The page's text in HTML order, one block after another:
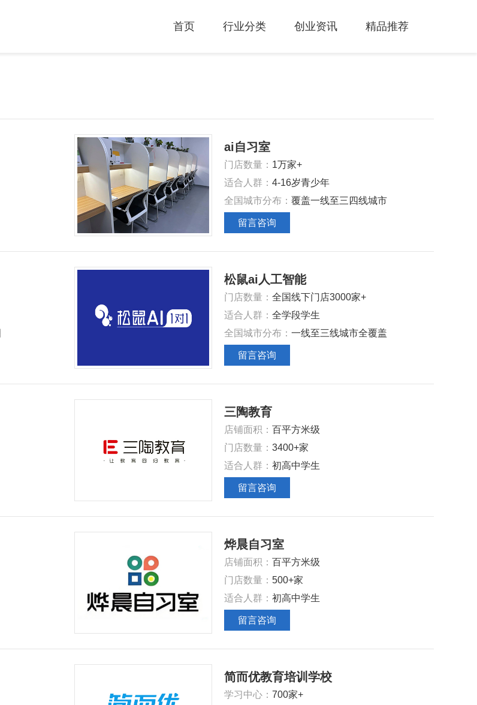
首页 行业分类 创业资讯 精品推荐
ai自习室
门店数量： 1万家+
适合人群： 4-16岁青少年
全国城市分布： 覆盖一线至三四线城市
留言咨询
松鼠ai人工智能
门店数量‌： 全国线下门店3000家+
‌适合人群‌： 全学段学生
‌全国城市分布‌： 一线至三线城市全覆盖
留言咨询
三陶教育
店铺面积‌： 百平方米级
‌门店数量‌： 3400+家
‌适合人群‌： 初高中学生
留言咨询
烨晨自习室
‌店铺面积‌： 百平方米级
‌门店数量‌： 500+家
‌适合人群‌： 初高中学生
留言咨询
简而优教育培训学校
学习中心： 700家+